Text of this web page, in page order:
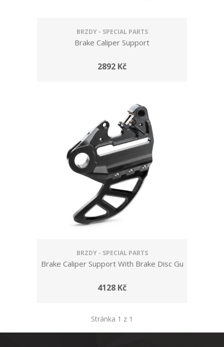
BRZDY - SPECIAL PARTS
Brake Caliper Support
2892 Kč
BRZDY - SPECIAL PARTS
Brake Caliper Support With Brake Disc Gu
4128 Kč
Stránka 1 z 1